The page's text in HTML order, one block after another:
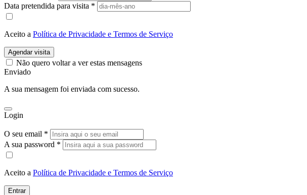
Data pretendida para visita *
Aceito a Política de Privacidade e Termos de Serviço
Agendar visita
Não quero voltar a ver estas mensagens
Enviado
A sua mensagem foi enviada com sucesso.
Login
O seu email *
A sua password *
Aceito a Política de Privacidade e Termos de Serviço
Entrar